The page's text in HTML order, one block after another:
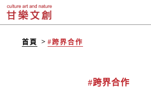
首頁 #跨界合作
#跨界合作